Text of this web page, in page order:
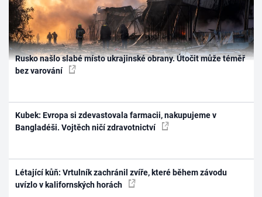
Rusko našlo slabé místo ukrajinské obrany. Útočit může téměř
bez varování
Kubek: Evropa si zdevastovala farmacii, nakupujeme v
Bangladéši. Vojtěch ničí zdravotnictví
Létající kůň: Vrtulník zachránil zvíře, které během závodu
uvízlo v kalifornských horách